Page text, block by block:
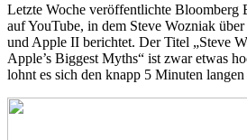
Letzte Woche veröffentlichte Bloomberg
auf YouTube, in dem Steve Wozniak
und Apple II berichtet. Der Titel „Steve
Apple’s Biggest Myths“ ist zwar etwas
lohnt es sich den knapp 5 Minuten